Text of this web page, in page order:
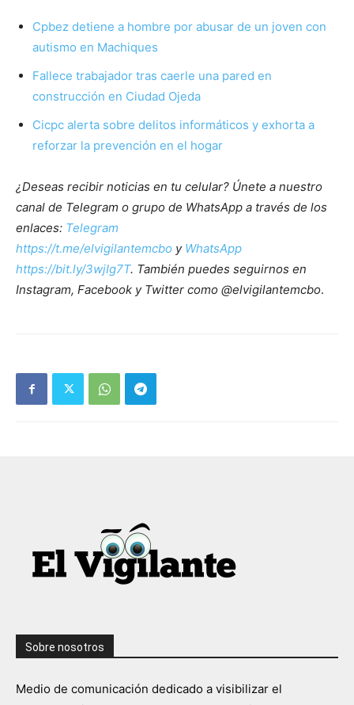
Cpbez detiene a hombre por abusar de un joven con
autismo en Machiques
Fallece trabajador tras caerle una pared en
construcción en Ciudad Ojeda
Cicpc alerta sobre delitos informáticos y exhorta a
reforzar la prevención en el hogar
¿Deseas recibir noticias en tu celular? Únete a nuestro
canal de Telegram o grupo de WhatsApp a través de los
enlaces: Telegram
https://t.me/elvigilantemcbo y WhatsApp
https://bit.ly/3wjIg7T. También puedes seguirnos en
Instagram, Facebook y Twitter como @elvigilantemcbo.
Sobre nosotros
Medio de comunicación dedicado a visibilizar el